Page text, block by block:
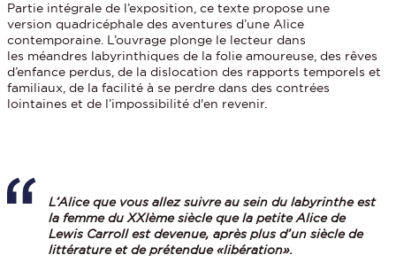
Partie intégrale de l’exposition, ce texte propose une
version quadricéphale des aventures d’une Alice
contemporaine. L’ouvrage plonge le lecteur dans
les méandres labyrinthiques de la folie amoureuse, des rêves
d’enfance perdus, de la dislocation des rapports temporels et
familiaux, de la facilité à se perdre dans des contrées
lointaines et de l’impossibilité d'en revenir.
L’Alice que vous allez suivre au sein du labyrinthe est
la femme du XXIème siècle que la petite Alice de
Lewis Carroll est devenue, après plus d’un siècle de
littérature et de prétendue «libération».